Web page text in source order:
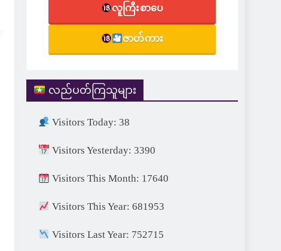
လူကြီးစာပေ
ဇာတ်ကား
လည်ပတ်ကြသူများ
Visitors Today: 38
Visitors Yesterday: 3390
Visitors This Month: 17640
Visitors This Year: 681953
Visitors Last Year: 752715